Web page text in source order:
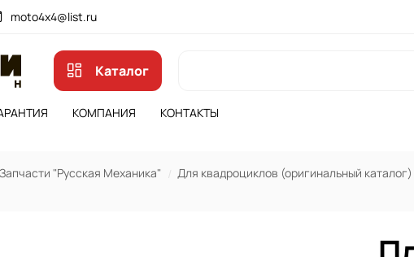
moto4x4@list.ru
Каталог
КОМПАНИЯ КОНТАКТЫ
Запчасти "Русская Механика" Для квадроциклов (оригинальный каталог)